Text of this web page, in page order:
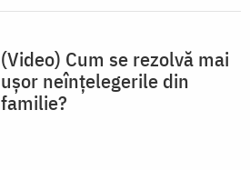
(Video) Cum se rezolvă mai
ușor neînțelegerile din
familie?